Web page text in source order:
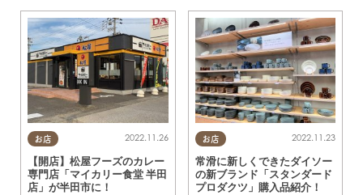
お店 2022.11.26
【開店】松屋フーズのカレー
専門店「マイカリー食堂 半田
店」が半田市に！
お店 2022.11.23
常滑に新しくできたダイソー
の新ブランド「スタンダード
プロダクツ」購入品紹介！